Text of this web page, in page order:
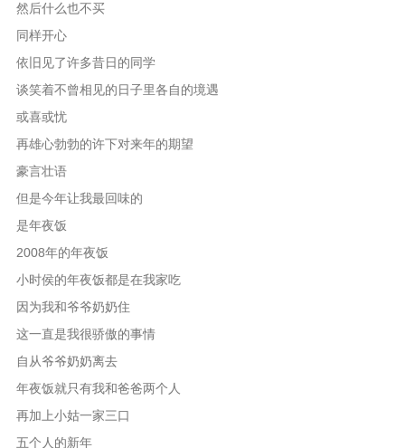
然后什么也不买
同样开心
依旧见了许多昔日的同学
谈笑着不曾相见的日子里各自的境遇
或喜或忧
再雄心勃勃的许下对来年的期望
豪言壮语
但是今年让我最回味的
是年夜饭
2008年的年夜饭
小时侯的年夜饭都是在我家吃
因为我和爷爷奶奶住
这一直是我很骄傲的事情
自从爷爷奶奶离去
年夜饭就只有我和爸爸两个人
再加上小姑一家三口
五个人的新年